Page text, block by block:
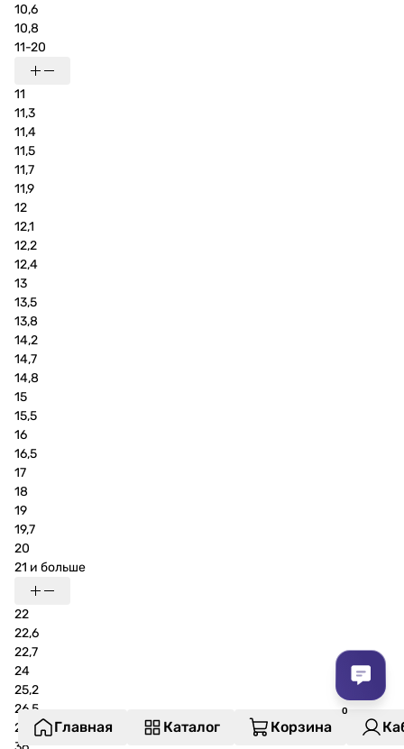
10,6
10,8
11-20
11
11,3
11,4
11,5
11,7
11,9
12
12,1
12,2
12,4
13
13,5
13,8
14,2
14,7
14,8
15
15,5
16
16,5
17
18
19
19,7
20
21 и больше
22
22,6
22,7
24
25,2
26,5
27
Главная Каталог Корзина